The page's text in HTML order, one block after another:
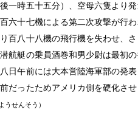
一時五十五分）、空母六隻より
六十七機による第二次攻撃が行
百八十八機の飛行機を失わせ、
航艇の乗員酒巻和男少尉は最初
日午前には大本営陸海軍部の発
だったためアメリカ側を硬化さ
うせんそう）